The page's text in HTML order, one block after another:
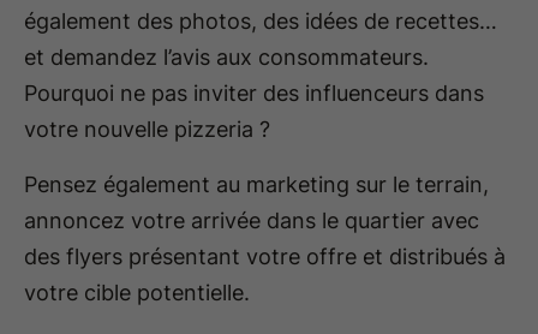
également des photos, des idées de recettes…
et demandez l’avis aux consommateurs.
Pourquoi ne pas inviter des influenceurs dans
votre nouvelle pizzeria ?
Pensez également au marketing sur le terrain,
annoncez votre arrivée dans le quartier avec
des flyers présentant votre offre et distribués à
votre cible potentielle.